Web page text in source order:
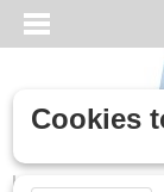
Inloggen
Cookies